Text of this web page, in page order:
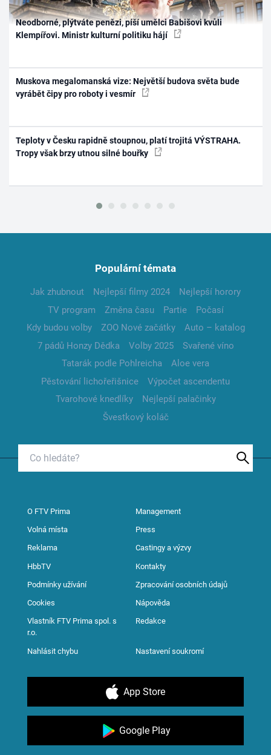
Neodborné, plýtváte penězi, píší umělci Babišovi kvůli
Klempířovi. Ministr kulturní politiku hájí
Muskova megalomanská vize: Největší budova světa bude
vyrábět čipy pro roboty i vesmír
Teploty v Česku rapidně stoupnou, platí trojitá VÝSTRAHA.
Tropy však brzy utnou silné bouřky
Populární témata
Jak zhubnout Nejlepší filmy 2024
Nejlepší horory
TV program
Změna času Partie
Počasí
Kdy budou volby
ZOO Nové začátky
Auto – katalog
7 pádů Honzy Dědka
Volby 2025
Svařené víno
Tatarák podle Pohlreicha
Aloe vera
Pěstování lichořeřišnice
Výpočet ascendentu
Tvarohové knedlíky
Nejlepší palačinky
Švestkový koláč
O FTV Prima Management
Volná místa Press
Reklama Castingy a výzvy
HbbTV Kontakty
Podmínky užívání Zpracování osobních údajů
Cookies Nápověda
Vlastník FTV Prima spol. s
r.o.
Redakce
Nahlásit chybu Nastavení soukromí
App Store
Google Play